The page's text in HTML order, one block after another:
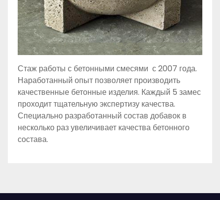
Стаж работы с бетонными смесями с 2007 года.
Наработанный опыт позволяет производить
качественные бетонные изделия. Каждый 5 замес
проходит тщательную экспертизу качества.
Специально разработанный состав добавок в
несколько раз увеличивает качества бетонного
состава.